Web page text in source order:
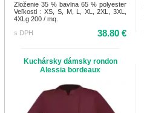
Zloženie 35 % bavlna 65 % polyester
Veľkosti : XS, S, M, L, XL, 2XL, 3XL,
4XLg 200 / mq.
s DPH
38.80 €
Kuchársky dámsky rondon
Alessia bordeaux